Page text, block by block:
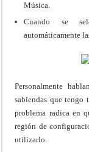
Música.
Cuando se
automáticamente
Personalmente
sabiendas que
problema radica en
región de
utilizarlo.